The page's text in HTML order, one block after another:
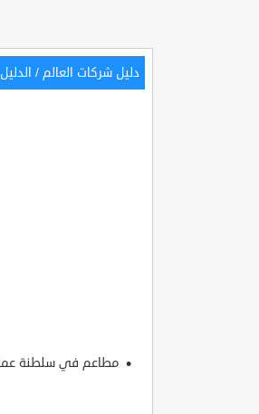
دليل شركات العالم /
مطاعم في سلطنة